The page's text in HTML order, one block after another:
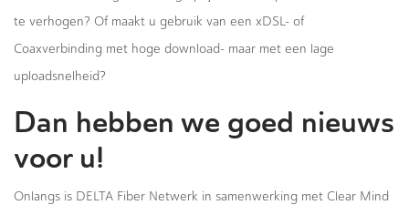
te verhogen? Of maakt u gebruik van een xDSL- of
Coaxverbinding met hoge download- maar met een lage
uploadsnelheid?
Dan hebben we goed nieuws
voor u!
Onlangs is DELTA Fiber Netwerk in samenwerking met Clear Mind